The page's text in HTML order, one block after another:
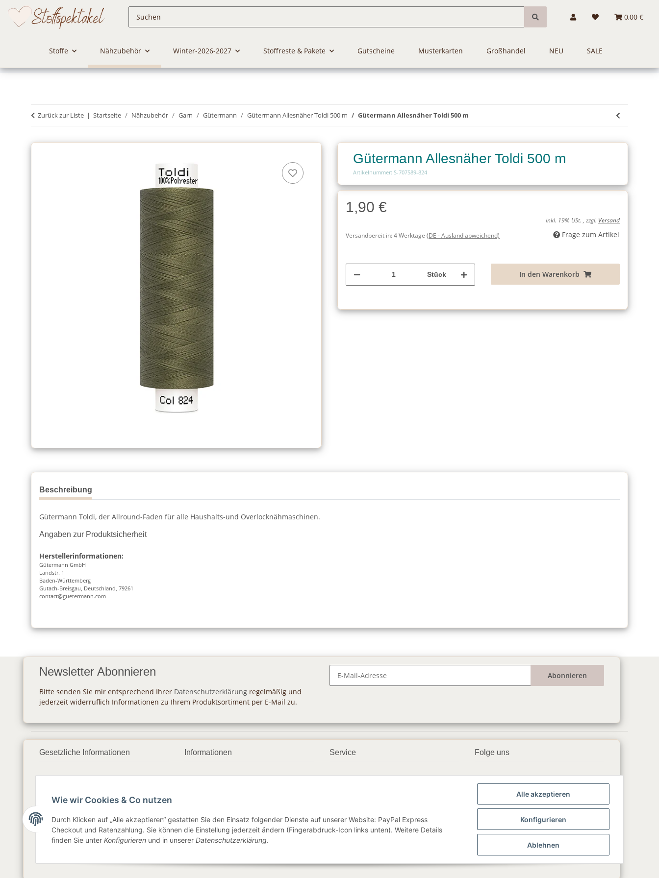
0,00 €
Stoffe Nähzubehör Winter-2026-2027 Stoffreste & Pakete Gutscheine Musterkarten Großhandel NEU SALE
Zurück zur Liste Startseite Nähzubehör Garn Gütermann Gütermann Allesnäher Toldi 500 m Gütermann Allesnäher Toldi 500 m
Gütermann Allesnäher Toldi 500 m
Artikelnummer: S-707589-824
1,90 €
inkl. 19% USt. , zzgl. Versand
Versandbereit in:4 Werktage (DE - Ausland abweichend) Frage zum Artikel
Stück In den Warenkorb
Beschreibung
Gütermann Toldi, der Allround-Faden für alle Haushalts-und Overlocknähmaschinen.
Angaben zur Produktsicherheit
Herstellerinformationen:
Gütermann GmbH
Landstr. 1
Baden-Württemberg
Gutach-Breisgau, Deutschland, 79261
contact@guetermann.com
Newsletter Abonnieren
Bitte senden Sie mir entsprechend Ihrer Datenschutzerklärung regelmäßig und
jederzeit widerruflich Informationen zu Ihrem Produktsortiment per E-Mail zu.
Abonnieren
Gesetzliche Informationen
Datenschutz
AGB
Sitemap
Impressum
Informationen
Zahlungsmöglichkeiten
Newsletter
Service
Geschenkgutscheine
Folge uns
▶️ YouTube
📘 Facebook
📸 Instagram
🎵 TikTok
Wie wir Cookies & Co nutzen
Durch Klicken auf „Alle akzeptieren“ gestatten Sie den Einsatz folgender Dienste auf unserer Website: PayPal Express
Checkout und Ratenzahlung. Sie können die Einstellung jederzeit ändern (Fingerabdruck-Icon links unten). Weitere Details
finden Sie unter Konfigurieren und in unserer Datenschutzerklärung.
Alle akzeptieren
Konfigurieren
Ablehnen